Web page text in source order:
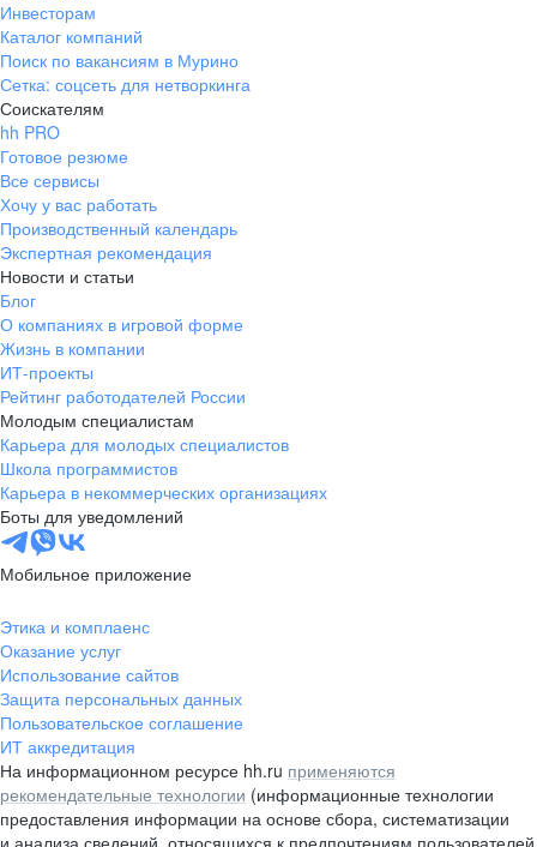
Инвесторам
Каталог компаний
Поиск по вакансиям в Мурино
Сетка: соцсеть для нетворкинга
Соискателям
hh PRO
Готовое резюме
Все сервисы
Хочу у вас работать
Производственный календарь
Экспертная рекомендация
Новости и статьи
Блог
О компаниях в игровой форме
Жизнь в компании
ИТ-проекты
Рейтинг работодателей России
Молодым специалистам
Карьера для молодых специалистов
Школа программистов
Карьера в некоммерческих организациях
Боты для уведомлений
Мобильное приложение
Этика и комплаенс
Оказание услуг
Использование сайтов
Защита персональных данных
Пользовательское соглашение
ИТ аккредитация
На информационном ресурсе hh.ru применяются
рекомендательные технологии (информационные технологии
предоставления информации на основе сбора, систематизации
и анализа сведений, относящихся к предпочтениям пользователей